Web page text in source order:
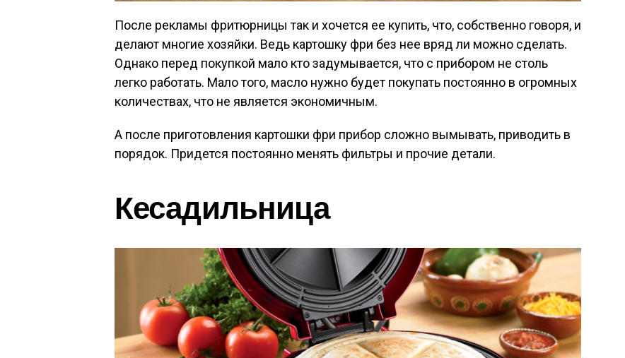
После рекламы фритюрницы так и хочется ее купить, что, собственно говоря, и
делают многие хозяйки. Ведь картошку фри без нее вряд ли можно сделать.
Однако перед покупкой мало кто задумывается, что с прибором не столь
легко работать. Мало того, масло нужно будет покупать постоянно в огромных
количествах, что не является экономичным.
А после приготовления картошки фри прибор сложно вымывать, приводить в
порядок. Придется постоянно менять фильтры и прочие детали.
Кесадильница